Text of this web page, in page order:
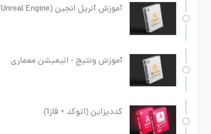
آموزش آنریل انجین (Unreal Engine)
آموزش ونتیج - انیمیشن معماری
کددیزاین (اتوکد + فاز1)